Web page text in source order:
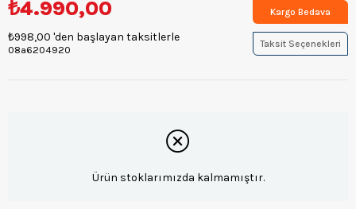
₺4.990,00
₺998,00 'den başlayan taksitlerle
08a6204920
Kargo Bedava
Taksit Seçenekleri
Ürün stoklarımızda kalmamıştır.